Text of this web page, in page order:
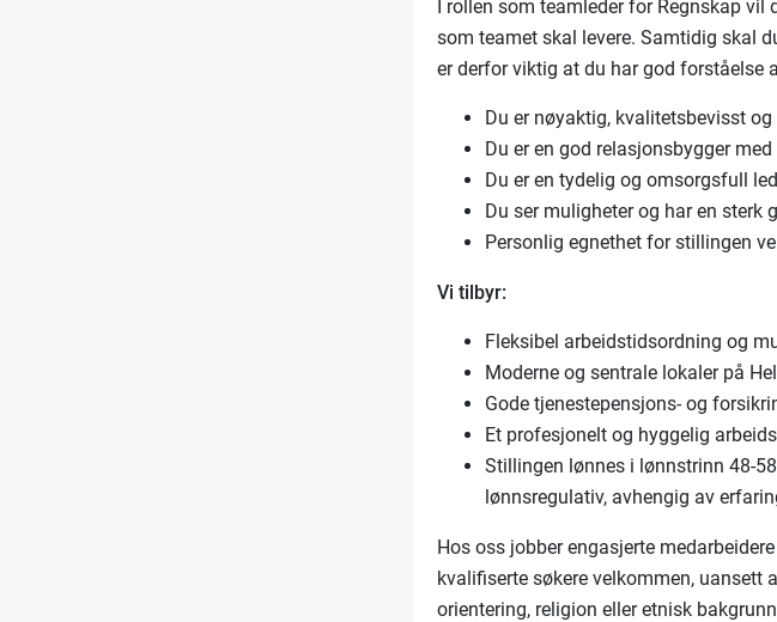
I rollen som teamleder for Regnskap
som teamet skal levere. Samtidig skal
er derfor viktig at du har god forståelse
Du er nøyaktig, kvalitetsbevisst
Du er en god relasjonsbygger
Du er en tydelig og omsorgsfull
Du ser muligheter og har en sterk
Personlig egnethet for stillingen
Vi tilbyr:
Fleksibel arbeidstidsordning og
Moderne og sentrale lokaler på
Gode tjenestepensjons- og
Et profesjonelt og hyggelig
Stillingen lønnes i lønnstrinn 48-
lønnsregulativ, avhengig av
Hos oss jobber engasjerte
kvalifiserte søkere velkommen, uansett
orientering, religion eller etnisk